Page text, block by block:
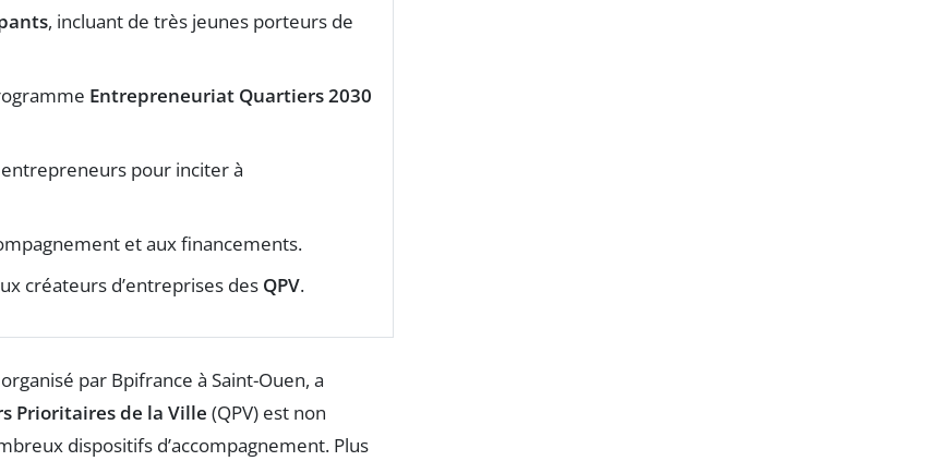
, incluant de très jeunes porteurs de
Entrepreneuriat Quartiers 2030
pour inciter à
et aux financements.
créateurs d’entreprises des QPV.
par Bpifrance à Saint-Ouen, a
Prioritaires de la Ville (QPV) est non
dispositifs d’accompagnement. Plus